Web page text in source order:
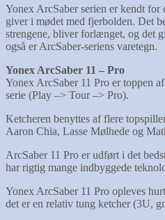
Yonex ArcSaber serien er kendt for
giver i mødet med fjerbolden. Det
strengene, bliver forlænget, og det
også er ArcSaber-seriens varetegn.
Yonex ArcSaber 11 – Pro
Yonex ArcSaber 11 Pro er toppen
serie (Play –> Tour –> Pro).
Ketcheren benyttes af flere
Aaron Chia, Lasse Mølhede og
ArcSaber 11 Pro er udført i det
har rigtig mange indbyggede
Yonex ArcSaber 11 Pro opleves
det er en relativ tung ketcher (3U,